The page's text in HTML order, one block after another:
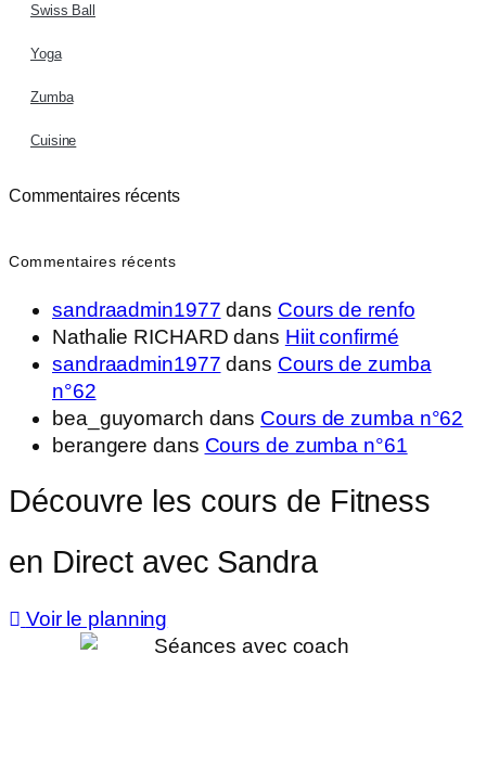
Swiss Ball
Yoga
Zumba
Cuisine
Commentaires récents
Commentaires récents
sandraadmin1977 dans Cours de renfo
Nathalie RICHARD dans Hiit confirmé
sandraadmin1977 dans Cours de zumba
n°62
bea_guyomarch dans Cours de zumba n°62
berangere dans Cours de zumba n°61
Découvre les cours de Fitness
en Direct avec Sandra
Voir le planning